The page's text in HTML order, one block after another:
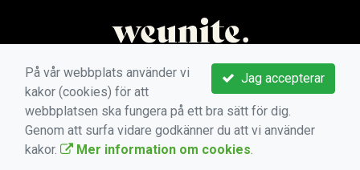
Jag accepterar
På vår webbplats använder vi
kakor (cookies) för att
webbplatsen ska fungera på ett bra sätt för dig.
Genom att surfa vidare godkänner du att vi använder
kakor.
Mer information om cookies.